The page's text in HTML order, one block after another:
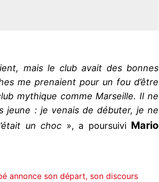
mais le club avait des bonnes
me prenaient pour un fou d’être
mythique comme Marseille. Il ne
jeune : je venais de débuter, je ne
un choc », a poursuivi Mario
annonce son départ, son discours